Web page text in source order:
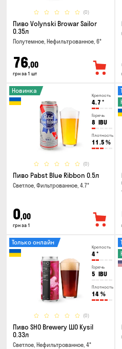
(0)
Пиво Volynski Browar Sailor
0.35л
Полутемное, Нефильтрованное, 6°
76,00
грн за 1 шт
Крепость
4.7 °
Горечь
8 IBU
Плотность
11.5 %
(0)
Новинка
Пиво Pabst Blue Ribbon 0.5л
Светлое, Фильтрованное, 4.7°
0,00
грн за 1
Крепость
4°
Горечь
5 IBU
Плотность
14 %
(0)
Только онлайн
Пиво SHO Brewery ШО Kysil
0.33л
Светлое, Нефильтрованное, 4°